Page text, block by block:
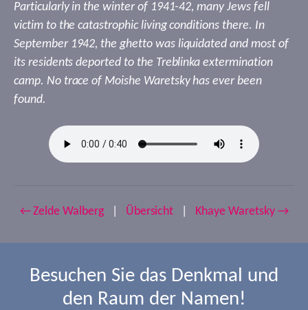
Particularly in the winter of 1941-42, many Jews fell
victim to the catastrophic living conditions there. In
September 1942, the ghetto was liquidated and most of
its residents deported to the Treblinka extermination
camp. No trace of Moishe Waretsky has ever been
found.
← Zelde Walberg Übersicht Khaye Waretsky →
Besuchen Sie das Denkmal und
den Raum der Namen!